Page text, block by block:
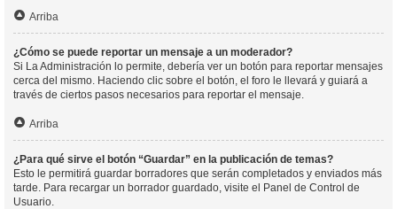
Arriba
¿Cómo se puede reportar un mensaje a un moderador?
Si La Administración lo permite, debería ver un botón para reportar mensajes
cerca del mismo. Haciendo clic sobre el botón, el foro le llevará y guiará a
través de ciertos pasos necesarios para reportar el mensaje.
Arriba
¿Para qué sirve el botón “Guardar” en la publicación de temas?
Esto le permitirá guardar borradores que serán completados y enviados más
tarde. Para recargar un borrador guardado, visite el Panel de Control de
Usuario.